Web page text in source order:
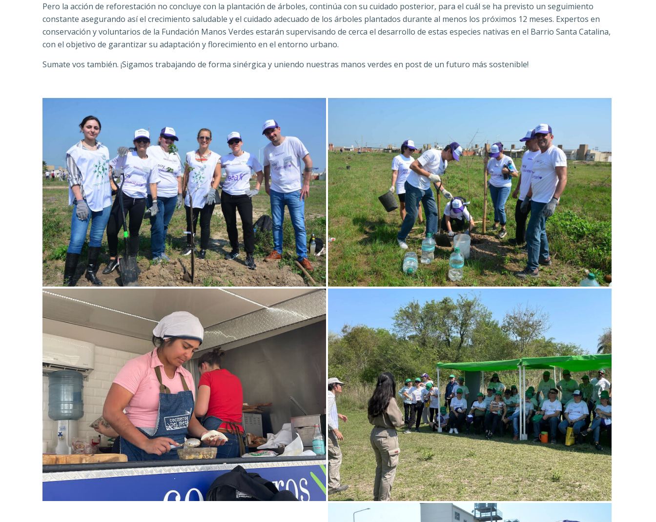
Pero la acción de reforestación no concluye con la plantación de árboles, continúa con su cuidado posterior, para el cuál se ha previsto un seguimiento
constante asegurando así el crecimiento saludable y el cuidado adecuado de los árboles plantados durante al menos los próximos 12 meses. Expertos en
conservación y voluntarios de la Fundación Manos Verdes estarán supervisando de cerca el desarrollo de estas especies nativas en el Barrio Santa Catalina,
con el objetivo de garantizar su adaptación y florecimiento en el entorno urbano.
Sumate vos también. ¡Sigamos trabajando de forma sinérgica y uniendo nuestras manos verdes en post de un futuro más sostenible!